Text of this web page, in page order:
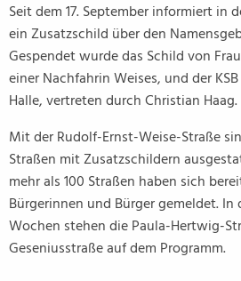
Seit dem 17. September informiert in
ein Zusatzschild über den
Gespendet wurde das Schild von
einer Nachfahrin Weises, und der
Halle, vertreten durch Christian Haag.
Mit der Rudolf-Ernst-Weise-Straße
Straßen mit Zusatzschildern
mehr als 100 Straßen haben sich
Bürgerinnen und Bürger gemeldet. In
Wochen stehen die Paula-Hertwig-
Geseniusstraße auf dem Programm.